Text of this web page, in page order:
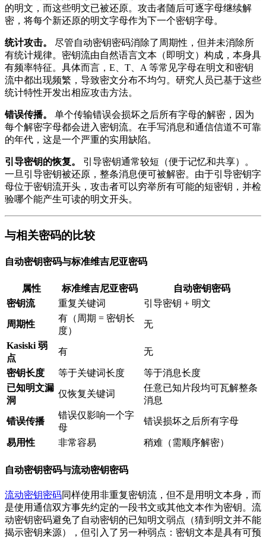
的明文，而这些明文已被还原。攻击者随后可逐字母继续解
密，将每个新还原的明文字母作为下一个密钥字母。
统计攻击。
尽管自动密钥密码消除了周期性，但并未消除所
有统计规律。密钥流由自然语言文本（即明文）构成，本身具
有频率特征。具体而言，E、T、A 等常见字母在明文和密钥
流中都出现频繁，导致密文分布不均匀。研究人员已基于这些
统计特性开发出相应攻击方法。
错误传播。
单个传输错误会损坏之后所有字母的解密，因为
每个解密字母都会进入密钥流。在手写消息和通信信道不可靠
的年代，这是一个严重的实用缺陷。
引导密钥的恢复。
引导密钥通常较短（便于记忆和共享）。
一旦引导密钥被还原，整条消息便可被解密。由于引导密钥字
母位于密钥流开头，攻击者可以穷举所有可能的短密钥，并检
验哪个能产生可读的明文开头。
与相关密码的比较
自动密钥密码与标准维吉尼亚密码
属性 标准维吉尼亚密码
自动密钥密码
密钥流
重复关键词 引导密钥 + 明文
周期性
有（周期 = 密钥长
度）
无
Kasiski 弱
点
有 无
密钥长度 等于关键词长度
等于消息长度
已知明文漏
洞
仅恢复关键词
任意已知片段均可瓦解整条
消息
错误传播
错误仅影响一个字
母
错误损坏之后所有字母
易用性 非常容易 稍难（需顺序解密）
自动密钥密码与流动密钥密码
流动密钥密码同样使用非重复密钥流，但不是用明文本身，而
是使用通信双方事先约定的一段书文或其他文本作为密钥。流
动密钥密码避免了自动密钥的已知明文弱点（猜到明文并不能
揭示密钥来源），但引入了另一种弱点：密钥文本是具有可预